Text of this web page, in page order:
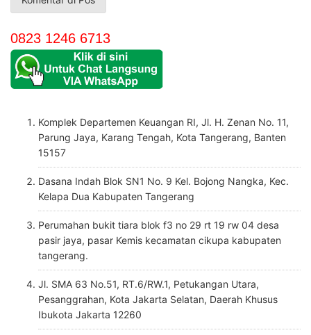
0823 1246 6713
Komplek Departemen Keuangan RI, Jl. H. Zenan No. 11,
Parung Jaya, Karang Tengah, Kota Tangerang, Banten
15157
Dasana Indah Blok SN1 No. 9 Kel. Bojong Nangka, Kec.
Kelapa Dua Kabupaten Tangerang
Perumahan bukit tiara blok f3 no 29 rt 19 rw 04 desa
pasir jaya, pasar Kemis kecamatan cikupa kabupaten
tangerang.
Jl. SMA 63 No.51, RT.6/RW.1, Petukangan Utara,
Pesanggrahan, Kota Jakarta Selatan, Daerah Khusus
Ibukota Jakarta 12260